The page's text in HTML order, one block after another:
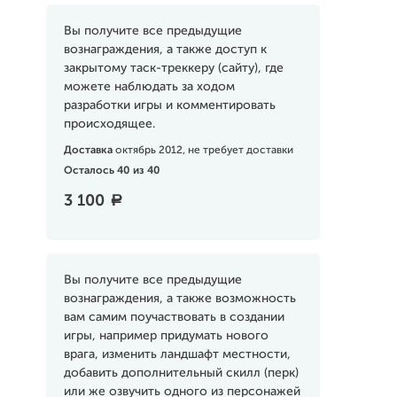
Вы получите все предыдущие
вознаграждения, а также доступ к
закрытому таск-треккеру (сайту), где
можете наблюдать за ходом
разработки игры и комментировать
происходящее.
Доставка октябрь 2012, не требует доставки
Осталось 40 из 40
3 100 a
Вы получите все предыдущие
вознаграждения, а также возможность
вам самим поучаствовать в создании
игры, например придумать нового
врага, изменить ландшафт местности,
добавить дополнительный скилл (перк)
или же озвучить одного из персонажей